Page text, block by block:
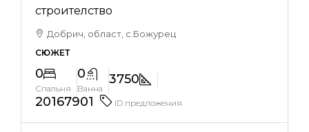
строителство
Добрич, област, с.Божурец
СЮЖЕТ
0
Спальня
0
Ванна
3750
20167901
ID предложения